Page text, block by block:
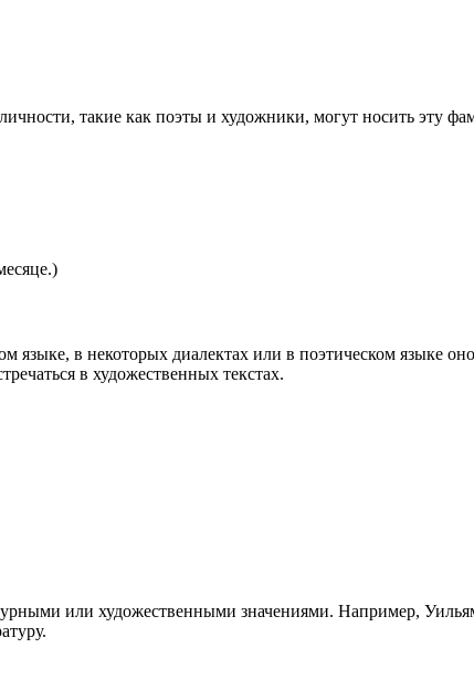
такие как поэты и художники, могут носить эту
языке, в некоторых диалектах или в поэтическом языке
в художественных текстах.
или художественными значениями. Например,